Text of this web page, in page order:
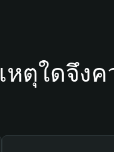
เหตุใดจึง